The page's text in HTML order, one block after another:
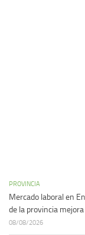
PROVINCIA
Mercado laboral en
de la provincia mejora
08/08/2026